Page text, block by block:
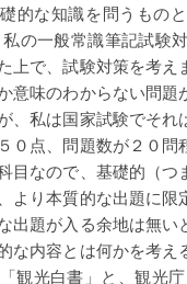
的な知識を問うもの
の一般常識筆記試験
上で、試験対策を考え
意味のわからない問題
、私は国家試験でそれ
０点、問題数が２０問
目なので、基礎的（つ
より本質的な出題に限
出題が入る余地は無い
な内容とは何かを考え
観光白書」と、観光